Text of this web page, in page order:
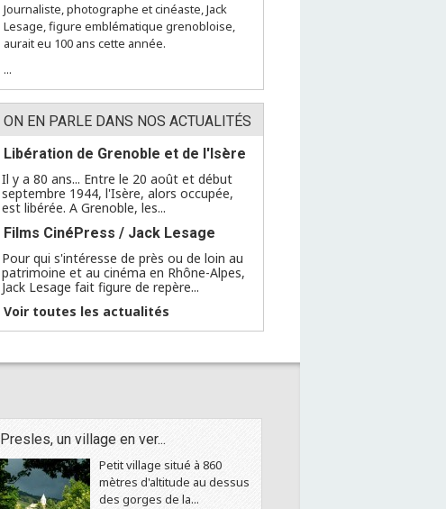
Journaliste, photographe et cinéaste, Jack
Lesage, figure emblématique grenobloise,
aurait eu 100 ans cette année.
...
ON EN PARLE DANS NOS ACTUALITÉS
Libération de Grenoble et de l'Isère
Il y a 80 ans... Entre le 20 août et début
septembre 1944, l'Isère, alors occupée,
est libérée. A Grenoble, les...
Films CinéPress / Jack Lesage
Pour qui s'intéresse de près ou de loin au
patrimoine et au cinéma en Rhône-Alpes,
Jack Lesage fait figure de repère...
Voir toutes les actualités
Presles, un village en ver...
Petit village situé à 860
mètres d'altitude au dessus
des gorges de la...